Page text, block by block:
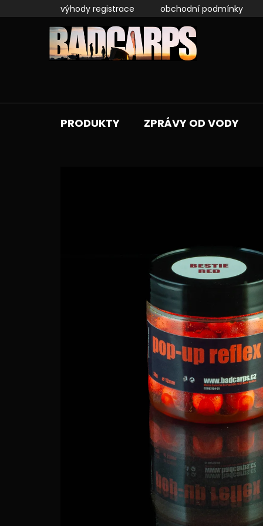
na
výhody registrace obchodní podmínky
PRODUKTY ZPRÁVY OD VODY